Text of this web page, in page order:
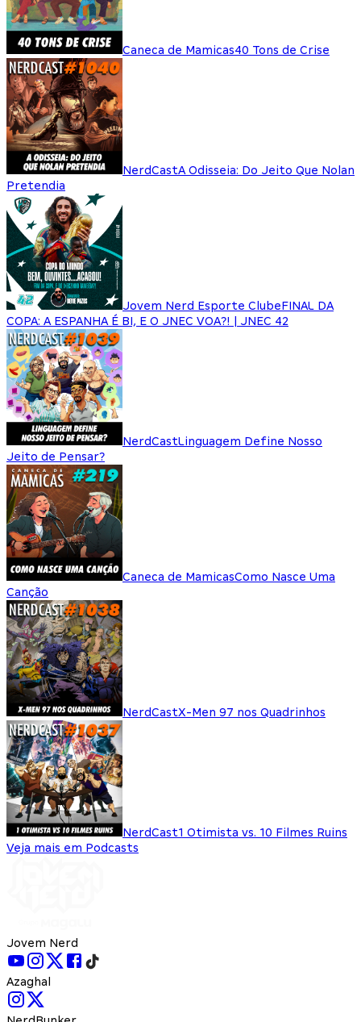
Caneca de Mamicas40 Tons de Crise
NerdCastA Odisseia: Do Jeito Que Nolan
Pretendia
Jovem Nerd Esporte ClubeFINAL DA
COPA: A ESPANHA É BI, E O JNEC VOA?! | JNEC 42
NerdCastLinguagem Define Nosso
Jeito de Pensar?
Caneca de MamicasComo Nasce Uma
Canção
NerdCastX-Men 97 nos Quadrinhos
NerdCast1 Otimista vs. 10 Filmes Ruins
Veja mais em Podcasts
Jovem Nerd
Azaghal